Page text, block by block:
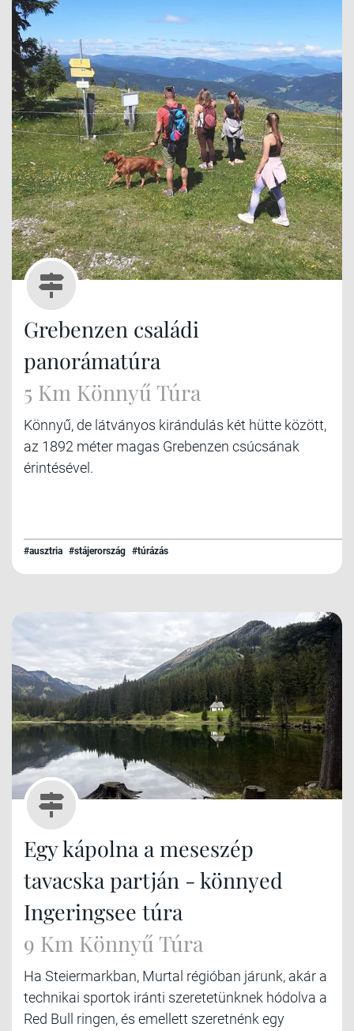
Grebenzen családi
panorámatúra
5 Km Könnyű Túra
Könnyű, de látványos kirándulás két hütte között,
az 1892 méter magas Grebenzen csúcsának
érintésével.
#ausztria #stájerország #túrázás
Egy kápolna a meseszép
tavacska partján - könnyed
Ingeringsee túra
9 Km Könnyű Túra
Ha Steiermarkban, Murtal régióban járunk, akár a
technikai sportok iránti szeretetünknek hódolva a
Red Bull ringen, és emellett szeretnénk egy